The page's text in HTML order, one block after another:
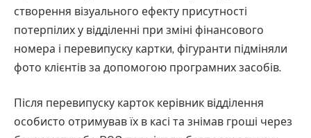
створення візуального ефекту присутності
потерпілих у відділенні при зміні фінансового
номера і перевипуску картки, фігуранти підміняли
фото клієнтів за допомогою програмних засобів.
Після перевипуску карток керівник відділення
особисто отримував їх в касі та знімав гроші через